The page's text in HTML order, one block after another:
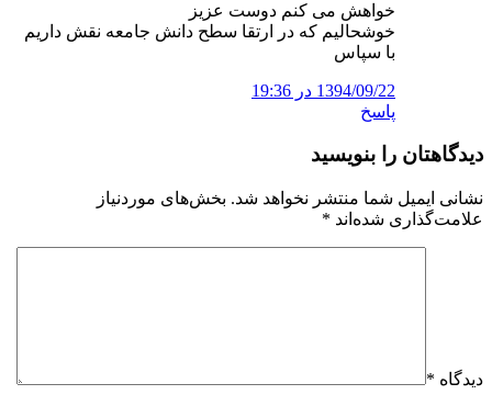
خواهش می کنم دوست عزیز
خوشحالیم که در ارتقا سطح دانش جامعه نقش داریم
با سپاس
1394/09/22 در 19:36
پاسخ
دیدگاهتان را بنویسید
نشانی ایمیل شما منتشر نخواهد شد. بخش‌های موردنیاز
علامت‌گذاری شده‌اند *
دیدگاه *